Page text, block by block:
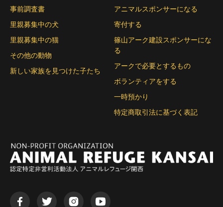
事前調査書
里親募集中の犬
里親募集中の猫
その他の動物
新しい家族を見つけた子たち
アニマルスポンサーになる
寄付する
篠山アーク建設スポンサーにな
る
アークで必要とするもの
ボランティアをする
一時預かり
特定商取引法に基づく表記